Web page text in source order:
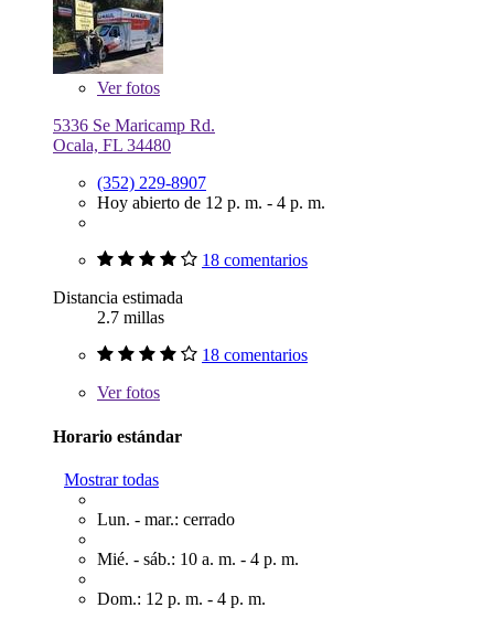
Verfotos
5336 Se Maricamp Rd.
Ocala, FL 34480
(352) 229-8907
Hoy abierto de 12 p. m. - 4 p. m.
18 comentarios
Distancia estimada
2.7 millas
18 comentarios
Verfotos
Horario estándar
Mostrar todas
Lun. - mar.: cerrado
Mié. - sáb.: 10 a. m. - 4 p. m.
Dom.: 12 p. m. - 4 p. m.